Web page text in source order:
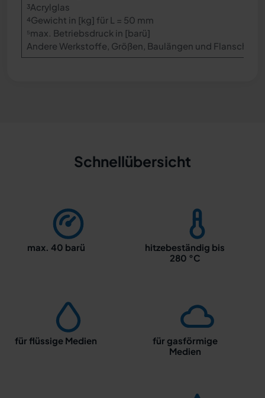
³Acrylglas
⁴Gewicht in [kg] für L = 50 mm
⁵max. Betriebsdruck in [barü]
Andere Werkstoffe, Größen, Baulängen und
Schnellübersicht
max. 40 barü
hitzebeständig bis
280 °C
für flüssige Medien
für gasförmige
Medien